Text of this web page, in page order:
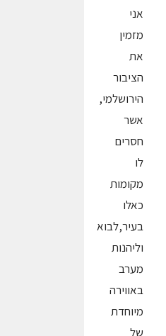
אני
מזמין
את
הציבור
הירושלמי,
אשר
חסרים
לו
מקומות
כאלו
בעיר,לבוא
וליהנות
מערב
באווירה
מיוחדת
של